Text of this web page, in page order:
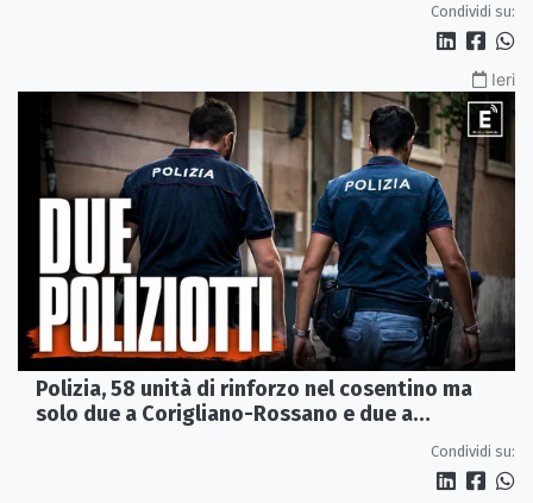
Condividi su:
Ieri
Polizia, 58 unità di rinforzo nel cosentino ma
solo due a Corigliano-Rossano e due a
Condividi su: